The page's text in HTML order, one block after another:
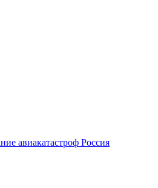
авиакатастроф Россия